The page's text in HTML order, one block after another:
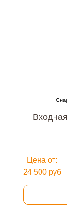
Цена от:
24 500 руб